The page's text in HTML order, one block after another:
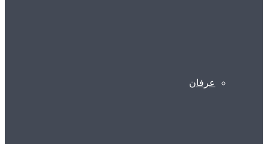
عرفان